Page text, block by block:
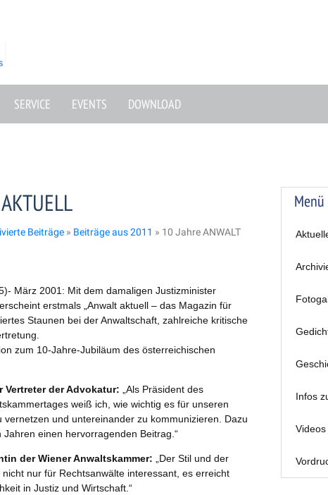
SERVICE EVENTS DOWNLOAD
Beiträge » Beiträge aus 2011 » 10 Jahre ANWALT
März 2001: Mit dem damaligen Justizminister
erstmals „Anwalt aktuell – das Magazin für
Staunen bei der Anwaltschaft, zahlreiche kritische
zum 10-Jahre-Jubiläum des österreichischen
Vertreter der Advokatur:
„Als Präsident des
weiß ich, wie wichtig es für unseren
und untereinander zu kommunizieren. Dazu
Jahren einen hervorragenden Beitrag.“
der Wiener Anwaltskammer: „Der Stil und der
nur für Rechtsanwälte interessant, es erreicht
in Justiz und Wirtschaft.“
Menü
Infos